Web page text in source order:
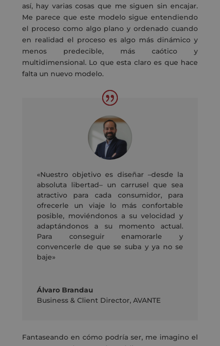
así, hay varias cosas que me siguen sin encajar.
Me parece que este modelo sigue entendiendo
el proceso como algo plano y ordenado cuando
en realidad el proceso es algo más dinámico y
menos predecible, más caótico y
multidimensional. Lo que esta claro es que hace
falta un nuevo modelo.
«Nuestro objetivo es diseñar –desde la
absoluta libertad– un carrusel que sea
atractivo para cada consumidor, para
ofrecerle un viaje lo más confortable
posible, moviéndonos a su velocidad y
adaptándonos a su momento actual.
Para conseguir enamorarle y
convencerle de que se suba y ya no se
baje»
Álvaro Brandau
Business & Client Director, AVANTE
Fantaseando en cómo podría ser, me imagino el